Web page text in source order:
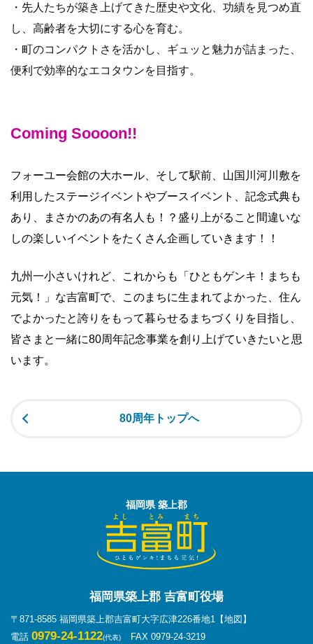
・先人たちが築き上げてきた歴史や文化、功績を見つめ直
し、高齢者を大切にする心を育む。
・町のコンパクトさを活かし、ギュッと魅力が詰まった、
便利で効率的なエコタウンを目指す。
Coming Soooon!!
フォーユー会館の大ホール、そして駅前、山国川河川敷を
利用したステージイベントやブースイベント、記念式典も
あり、まさかのあの有名人も！？盛り上がること間違いな
しの楽しいイベントをたくさん企画していきます！！
九州一小さいけれど、これからも「ひともゲンキ！まちも
元気！」な吉富町で、このまちに生まれてよかった、住ん
でよかったと誇りをもって暮らせるまちづくりを目指し、
皆さまと一緒に80周年記念事業を創り上げていきたいと思
います。
80周年トップへ
福岡県 築上郡
福岡県築上郡 吉富町役場
〒871-8585 福岡県築上郡吉富町大字広津226番地1
【地図】
電話 0979-24-1122(代表) FAX 0979-24-3219